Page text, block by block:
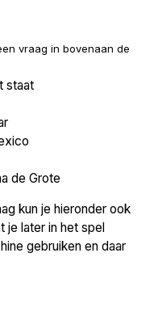
vraag in bovenaan de
staat
de Grote
kun je hieronder ook
je later in het spel
gebruiken en daar